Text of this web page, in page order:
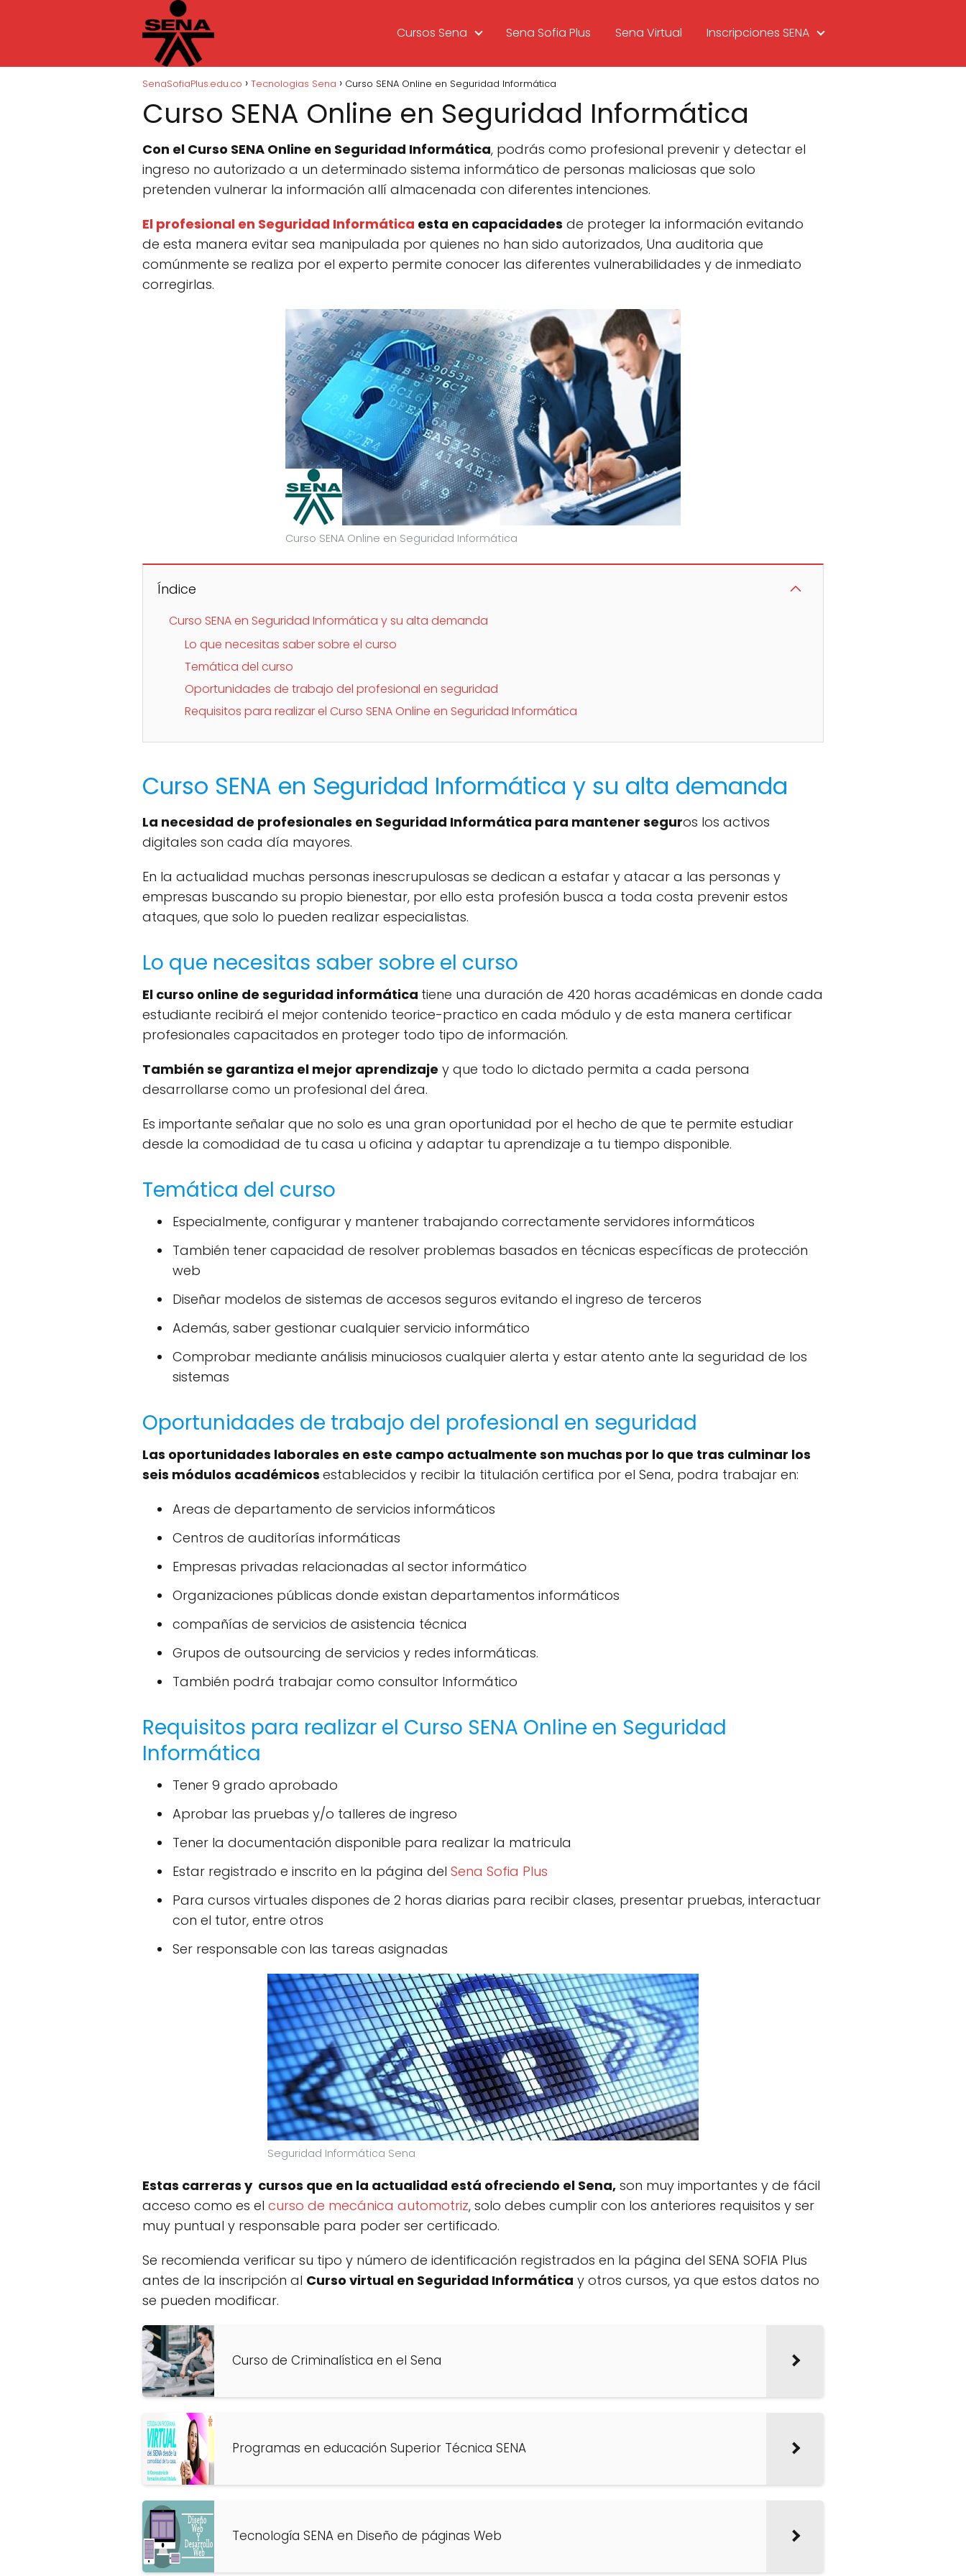
Cursos Sena Sena Sofia Plus Sena Virtual Inscripciones SENA
SenaSofiaPlus.edu.co Tecnologias Sena Curso SENA Online en Seguridad Informática
Curso SENA Online en Seguridad Informática
Con el Curso SENA Online en Seguridad Informática, podrás como profesional prevenir y detectar el
ingreso no autorizado a un determinado sistema informático de personas maliciosas que solo
pretenden vulnerar la información allí almacenada con diferentes intenciones.
El profesional en Seguridad Informática esta en capacidades de proteger la información evitando
de esta manera evitar sea manipulada por quienes no han sido autorizados, Una auditoria que
comúnmente se realiza por el experto permite conocer las diferentes vulnerabilidades y de inmediato
corregirlas.
Curso SENA Online en Seguridad Informática
Índice
Curso SENA en Seguridad Informática y su alta demanda
Lo que necesitas saber sobre el curso
Temática del curso
Oportunidades de trabajo del profesional en seguridad
Requisitos para realizar el Curso SENA Online en Seguridad Informática
Curso SENA en Seguridad Informática y su alta demanda
La necesidad de profesionales en Seguridad Informática para mantener seguros los activos
digitales son cada día mayores.
En la actualidad muchas personas inescrupulosas se dedican a estafar y atacar a las personas y
empresas buscando su propio bienestar, por ello esta profesión busca a toda costa prevenir estos
ataques, que solo lo pueden realizar especialistas.
Lo que necesitas saber sobre el curso
El curso online de seguridad informática tiene una duración de 420 horas académicas en donde cada
estudiante recibirá el mejor contenido teorice-practico en cada módulo y de esta manera certificar
profesionales capacitados en proteger todo tipo de información.
También se garantiza el mejor aprendizaje y que todo lo dictado permita a cada persona
desarrollarse como un profesional del área.
Es importante señalar que no solo es una gran oportunidad por el hecho de que te permite estudiar
desde la comodidad de tu casa u oficina y adaptar tu aprendizaje a tu tiempo disponible.
Temática del curso
Especialmente, configurar y mantener trabajando correctamente servidores informáticos
También tener capacidad de resolver problemas basados en técnicas específicas de protección
web
Diseñar modelos de sistemas de accesos seguros evitando el ingreso de terceros
Además, saber gestionar cualquier servicio informático
Comprobar mediante análisis minuciosos cualquier alerta y estar atento ante la seguridad de los
sistemas
Oportunidades de trabajo del profesional en seguridad
Las oportunidades laborales en este campo actualmente son muchas por lo que tras culminar los
seis módulos académicos establecidos y recibir la titulación certifica por el Sena, podra trabajar en:
Areas de departamento de servicios informáticos
Centros de auditorías informáticas
Empresas privadas relacionadas al sector informático
Organizaciones públicas donde existan departamentos informáticos
compañías de servicios de asistencia técnica
Grupos de outsourcing de servicios y redes informáticas.
También podrá trabajar como consultor Informático
Requisitos para realizar el Curso SENA Online en Seguridad
Informática
Tener 9 grado aprobado
Aprobar las pruebas y/o talleres de ingreso
Tener la documentación disponible para realizar la matricula
Estar registrado e inscrito en la página del Sena Sofia Plus
Para cursos virtuales dispones de 2 horas diarias para recibir clases, presentar pruebas, interactuar
con el tutor, entre otros
Ser responsable con las tareas asignadas
Seguridad Informática Sena
Estas carreras y cursos que en la actualidad está ofreciendo el Sena, son muy importantes y de fácil
acceso como es el curso de mecánica automotriz, solo debes cumplir con los anteriores requisitos y ser
muy puntual y responsable para poder ser certificado.
Se recomienda verificar su tipo y número de identificación registrados en la página del SENA SOFIA Plus
antes de la inscripción al Curso virtual en Seguridad Informática y otros cursos, ya que estos datos no
se pueden modificar.
Curso de Criminalística en el Sena
Programas en educación Superior Técnica SENA
Tecnología SENA en Diseño de páginas Web